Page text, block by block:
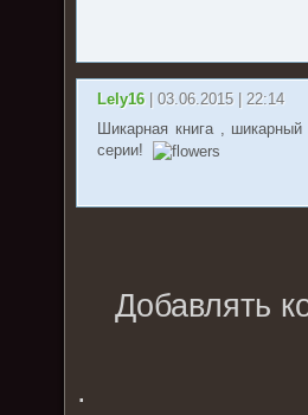
Lely16 | 03.06.2015 | 22:14
Шикарная книга ,
серии!
Добавлять
.